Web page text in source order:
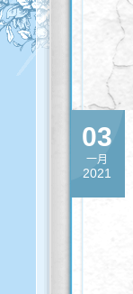
03
一月
2021